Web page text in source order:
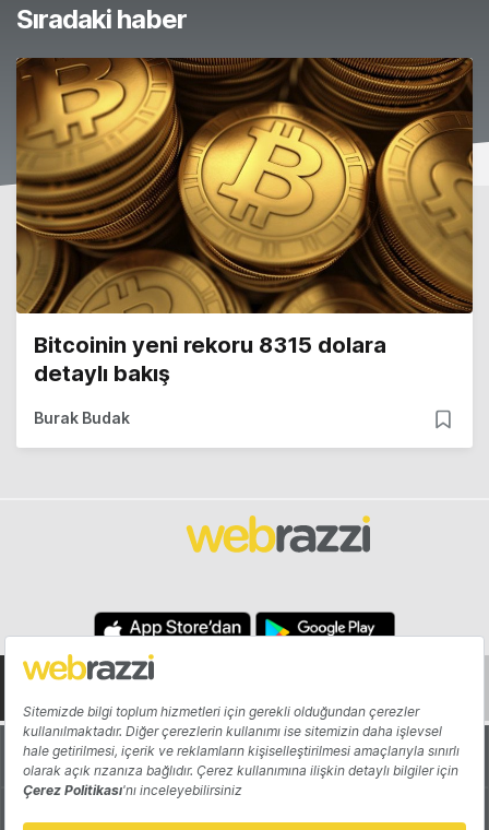
Sıradaki haber
Bitcoinin yeni rekoru 8315 dolara
detaylı bakış
Burak Budak
Hakkında Yazarlar
Katkıda Bulun Reklam